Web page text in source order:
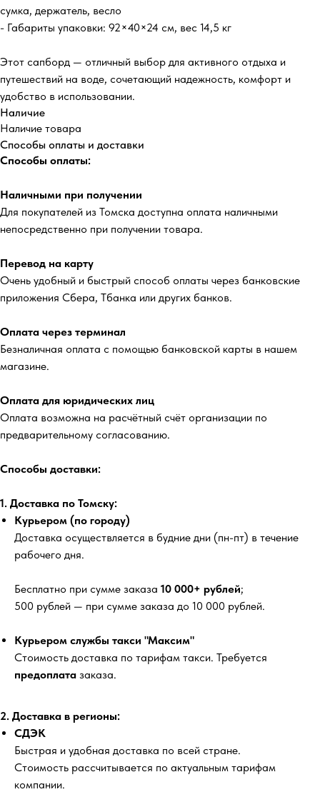
сумка, держатель, весло
- Габариты упаковки: 92×40×24 см, вес 14,5 кг
Этот сапборд — отличный выбор для активного отдыха и
путешествий на воде, сочетающий надежность, комфорт и
удобство в использовании.
Наличие
Наличие товара
Способы оплаты и доставки
Способы оплаты:
Наличными при получении
Для покупателей из Томска доступна оплата наличными
непосредственно при получении товара.
Перевод на карту
Очень удобный и быстрый способ оплаты через банковские
приложения Сбера, Тбанка или других банков.
Оплата через терминал
Безналичная оплата с помощью банковской карты в нашем
магазине.
Оплата для юридических лиц
Оплата возможна на расчётный счёт организации по
предварительному согласованию.
Способы доставки:
1. Доставка по Томску:
Курьером (по городу)
Доставка осуществляется в будние дни (пн-пт) в течение
рабочего дня.
Бесплатно при сумме заказа 10 000+ рублей;
500 рублей — при сумме заказа до 10 000 рублей.
Курьером службы такси "Максим"
Стоимость доставка по тарифам такси. Требуется
предоплата заказа.
2. Доставка в регионы:
СДЭК
Быстрая и удобная доставка по всей стране.
Стоимость рассчитывается по актуальным тарифам
компании.